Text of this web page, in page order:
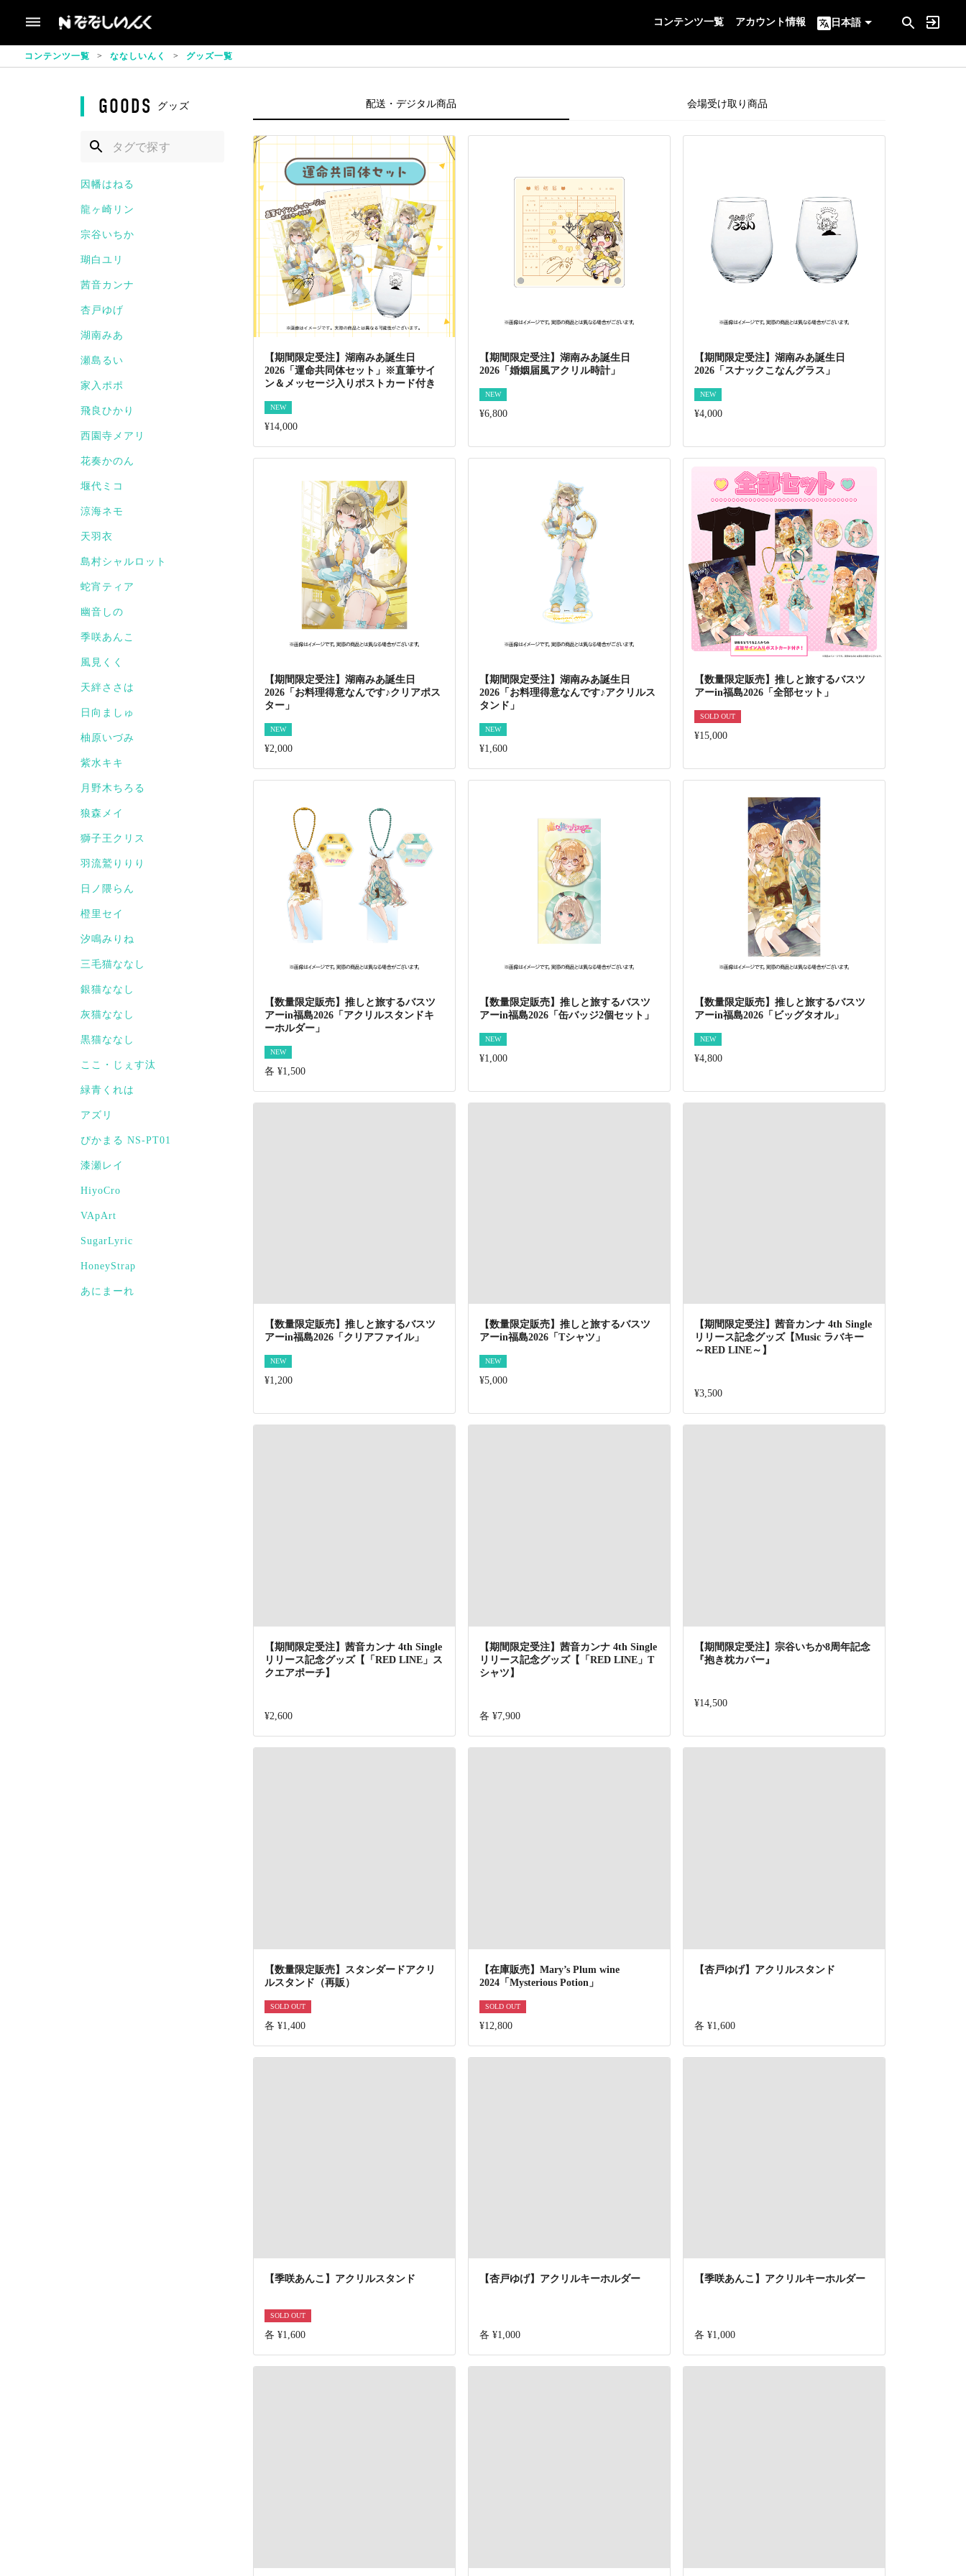
コンテンツ一覧 アカウント情報 日本語
コンテンツ一覧 ななしいんく グッズ一覧
GOODS グッズ
因幡はねる
龍ヶ崎リン
宗谷いちか
瑚白ユリ
茜音カンナ
杏戸ゆげ
湖南みあ
瀬島るい
家入ポポ
飛良ひかり
西園寺メアリ
花奏かのん
堰代ミコ
涼海ネモ
天羽衣
島村シャルロット
蛇宵ティア
幽音しの
季咲あんこ
風見くく
天絆ささは
日向ましゅ
柚原いづみ
紫水キキ
月野木ちろる
狼森メイ
獅子王クリス
羽流鷲りりり
日ノ隈らん
橙里セイ
汐鳴みりね
三毛猫ななし
銀猫ななし
灰猫ななし
黒猫ななし
ここ・じぇす汰
緑青くれは
アズリ
ぴかまる NS-PT01
漆瀬レイ
HiyoCro
VApArt
SugarLyric
HoneyStrap
あにまーれ
配送・デジタル商品 会場受け取り商品
【期間限定受注】湖南みあ誕生日
2026「運命共同体セット」※直筆サイ
ン＆メッセージ入りポストカード付き
NEW
¥14,000
【期間限定受注】湖南みあ誕生日
2026「婚姻届風アクリル時計」
NEW
¥6,800
【期間限定受注】湖南みあ誕生日
2026「スナックこなんグラス」
NEW
¥4,000
【期間限定受注】湖南みあ誕生日
2026「お料理得意なんです♪クリアポス
ター」
NEW
¥2,000
【期間限定受注】湖南みあ誕生日
2026「お料理得意なんです♪アクリルス
タンド」
NEW
¥1,600
【数量限定販売】推しと旅するバスツ
アーin福島2026「全部セット」
SOLD OUT
¥15,000
【数量限定販売】推しと旅するバスツ
アーin福島2026「アクリルスタンドキ
ーホルダー」
NEW
各 ¥1,500
【数量限定販売】推しと旅するバスツ
アーin福島2026「缶バッジ2個セット」
NEW
¥1,000
【数量限定販売】推しと旅するバスツ
アーin福島2026「ビッグタオル」
NEW
¥4,800
【数量限定販売】推しと旅するバスツ
アーin福島2026「クリアファイル」
NEW
¥1,200
【数量限定販売】推しと旅するバスツ
アーin福島2026「Tシャツ」
NEW
¥5,000
【期間限定受注】茜音カンナ 4th Single
リリース記念グッズ【Music ラバキー
～RED LINE～】
¥3,500
【期間限定受注】茜音カンナ 4th Single
リリース記念グッズ【「RED LINE」ス
クエアポーチ】
¥2,600
【期間限定受注】茜音カンナ 4th Single
リリース記念グッズ【「RED LINE」T
シャツ】
各 ¥7,900
【期間限定受注】宗谷いちか8周年記念
『抱き枕カバー』
¥14,500
【数量限定販売】スタンダードアクリ
ルスタンド（再販）
SOLD OUT
各 ¥1,400
【在庫販売】Mary’s Plum wine
2024「Mysterious Potion」
SOLD OUT
¥12,800
【杏戸ゆげ】アクリルスタンド
各 ¥1,600
【季咲あんこ】アクリルスタンド
SOLD OUT
各 ¥1,600
【杏戸ゆげ】アクリルキーホルダー
各 ¥1,000
【季咲あんこ】アクリルキーホルダー
各 ¥1,000